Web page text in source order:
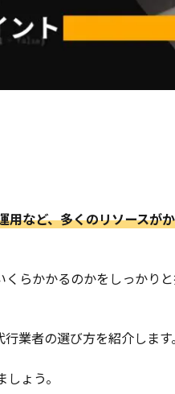
など、多くのリソースが
らかかるのかをしっかり
業者の選び方を紹介します。
ょう。